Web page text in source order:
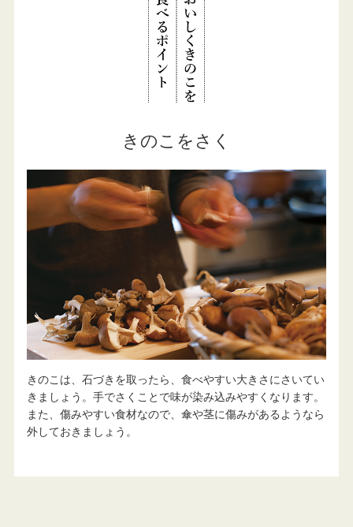
きのこをさく
きのこは、石づきを取ったら、食べやすい大きさにさいてい
きましょう。手でさくことで味が染み込みやすくなります。
また、傷みやすい食材なので、傘や茎に傷みがあるようなら
外しておきましょう。